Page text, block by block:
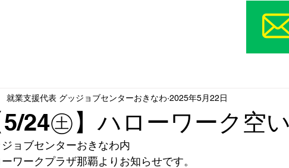
5/24㊏】ハローワーク空
就業支援代表 グッジョブセンターおきなわ 2025年5月22日
ジョブセンターおきなわ内
ワークプラザ那覇よりお知らせです。